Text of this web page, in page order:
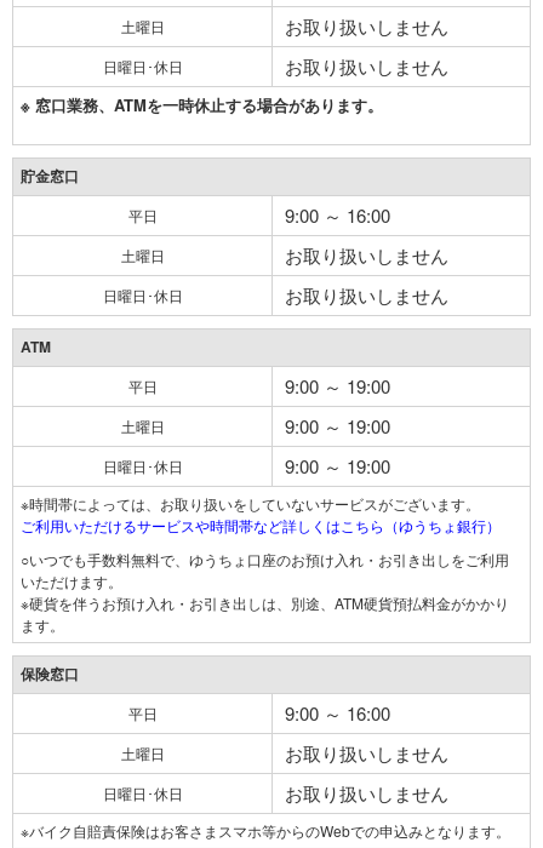
土曜日 お取り扱いしません
日曜日･休日 お取り扱いしません
※ 窓口業務、ATMを一時休止する場合があります。
貯金窓口
平日 9:00 ～ 16:00
土曜日 お取り扱いしません
日曜日･休日 お取り扱いしません
ATM
平日 9:00 ～ 19:00
土曜日 9:00 ～ 19:00
日曜日･休日 9:00 ～ 19:00
※時間帯によっては、お取り扱いをしていないサービスがございます。
ご利用いただけるサービスや時間帯など詳しくはこちら（ゆうちょ銀行）
○いつでも手数料無料で、ゆうちょ口座のお預け入れ・お引き出しをご利用
いただけます。
※硬貨を伴うお預け入れ・お引き出しは、別途、ATM硬貨預払料金がかかり
ます。
保険窓口
平日 9:00 ～ 16:00
土曜日 お取り扱いしません
日曜日･休日 お取り扱いしません
※バイク自賠責保険はお客さまスマホ等からのWebでの申込みとなります。